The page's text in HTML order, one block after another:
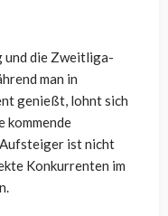
und die Zweitliga-
man in
genießt, lohnt sich
kommende
ist nicht
Konkurrenten im